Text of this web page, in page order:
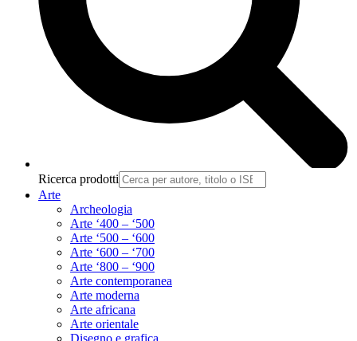
Ricerca prodotti
Arte
Archeologia
Arte ‘400 – ‘500
Arte ‘500 – ‘600
Arte ‘600 – ‘700
Arte ‘800 – ‘900
Arte contemporanea
Arte moderna
Arte africana
Arte orientale
Disegno e grafica